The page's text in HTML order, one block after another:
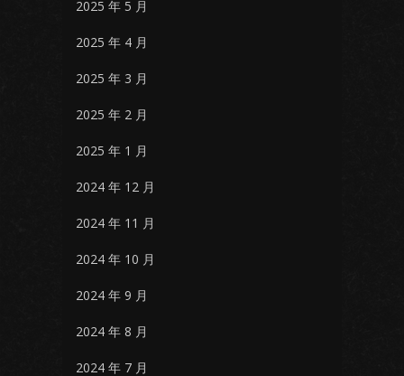
2025 年 5 月
2025 年 4 月
2025 年 3 月
2025 年 2 月
2025 年 1 月
2024 年 12 月
2024 年 11 月
2024 年 10 月
2024 年 9 月
2024 年 8 月
2024 年 7 月